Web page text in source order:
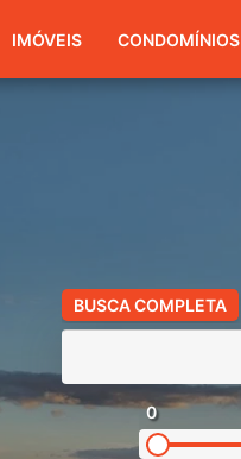
IMÓVEIS CONDOMÍNIOS
BUSCA COMPLETA
0